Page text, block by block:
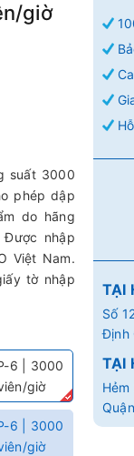
giờ
suất 3000
phép dập
do hãng
nhập
Việt Nam.
tờ nhập
6 | 3000
giờ
6 | 3000
giờ
TẠI
Số
Định
TẠI